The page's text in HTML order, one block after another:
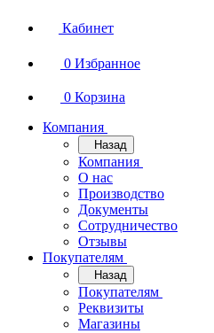
Кабинет
0 Избранное
0 Корзина
Компания
Назад
Компания
О нас
Производство
Документы
Сотрудничество
Отзывы
Покупателям
Назад
Покупателям
Реквизиты
Магазины